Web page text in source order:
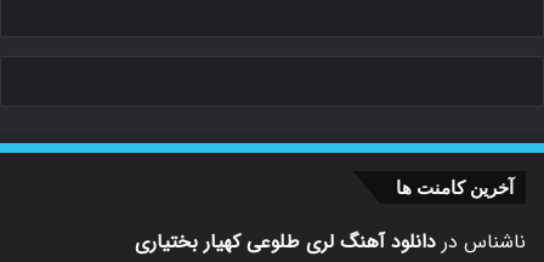
آخرین کامنت ها
ناشناس در دانلود آهنگ لری طلوعی کهیار بختیاری